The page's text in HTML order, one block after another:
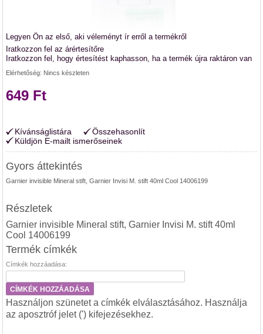
Legyen Ön az első, aki véleményt ír erről a termékről
Iratkozzon fel az árértesítőre
Iratkozzon fel, hogy értesítést kaphasson, ha a termék újra raktáron van
Elérhetőség: Nincs készleten
649 Ft
Kívánságlistára
Összehasonlít
Küldjön E-mailt ismerőseinek
Gyors áttekintés
Garnier invisible Mineral stift, Garnier Invisi M. stift 40ml Cool 14006199
Részletek
Garnier invisible Mineral stift, Garnier Invisi M. stift 40ml
Cool 14006199
Termék címkék
Címkék hozzáadása:
CÍMKÉK HOZZÁADÁSA
Használjon szünetet a címkék elválasztásához. Használja
az aposztróf jelet (') kifejezésekhez.